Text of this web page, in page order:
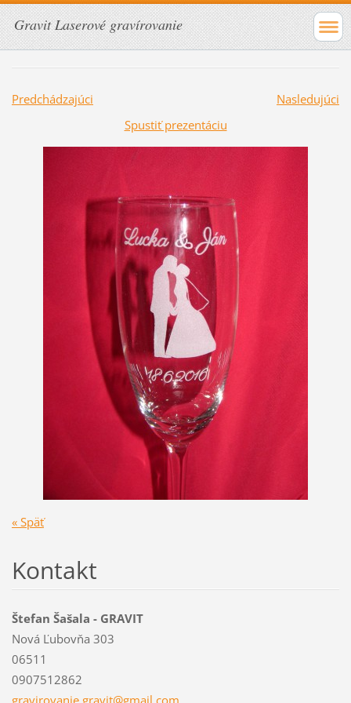
Gravit Laserové gravírovanie
Predchádzajúci
Nasledujúci
Spustiť prezentáciu
« Späť
Kontakt
Štefan Šašala - GRAVIT
Nová Ľubovňa 303
06511
0907512862
gravirovanie.gravit@gmail.com